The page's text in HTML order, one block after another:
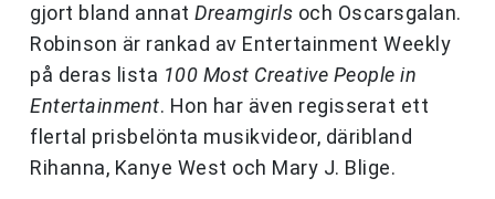
gjort bland annat Dreamgirls och Oscarsgalan.
Robinson är rankad av Entertainment Weekly
på deras lista 100 Most Creative People in
Entertainment. Hon har även regisserat ett
flertal prisbelönta musikvideor, däribland
Rihanna, Kanye West och Mary J. Blige.